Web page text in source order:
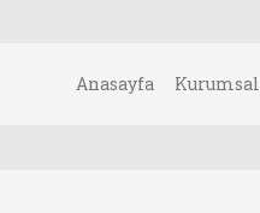
Anasayfa Kurumsal